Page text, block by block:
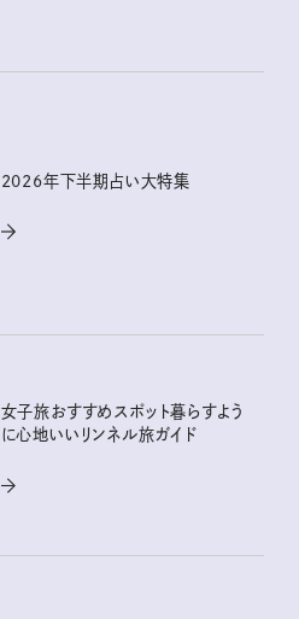
2026年下半期占い大特集
女子旅おすすめスポット暮らすよう
に心地いいリンネル旅ガイド